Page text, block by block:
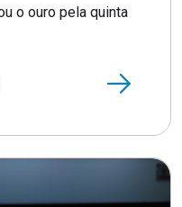
o ouro pela quinta